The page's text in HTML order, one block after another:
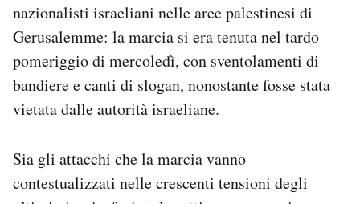
nazionalisti israeliani nelle aree palestinesi di
Gerusalemme: la marcia si era tenuta nel tardo
pomeriggio di mercoledì, con sventolamenti di
bandiere e canti di slogan, nonostante fosse stata
vietata dalle autorità israeliane.
Sia gli attacchi che la marcia vanno
contestualizzati nelle crescenti tensioni degli